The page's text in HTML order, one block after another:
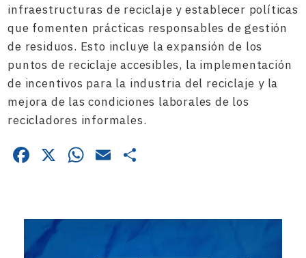
infraestructuras de reciclaje y establecer políticas
que fomenten prácticas responsables de gestión
de residuos. Esto incluye la expansión de los
puntos de reciclaje accesibles, la implementación
de incentivos para la industria del reciclaje y la
mejora de las condiciones laborales de los
recicladores informales.
Facebook
X WhatsApp
Email